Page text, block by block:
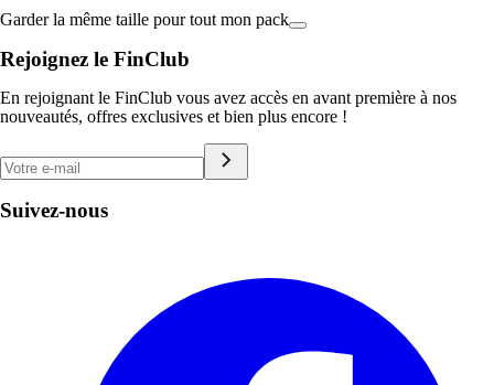
Garder la même taille pour tout mon pack
Rejoignez le FinClub
En rejoignant le FinClub vous avez accès en avant première à nos
nouveautés, offres exclusives et bien plus encore !
Suivez-nous